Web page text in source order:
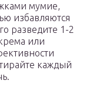
мумие,
избавляются
разведите 1-2
или
каждый